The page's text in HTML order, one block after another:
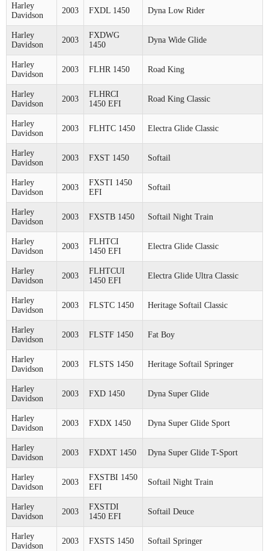
Harley
Davidson
2003 FXDL 1450 Dyna Low Rider
Harley
Davidson
2003
FXDWG
1450
Dyna Wide Glide
Harley
Davidson
2003 FLHR 1450 Road King
Harley
Davidson
2003
FLHRCI
1450 EFI
Road King Classic
Harley
Davidson
2003 FLHTC 1450 Electra Glide Classic
Harley
Davidson
2003 FXST 1450 Softail
Harley
Davidson
2003
FXSTI 1450
EFI
Softail
Harley
Davidson
2003 FXSTB 1450 Softail Night Train
Harley
Davidson
2003
FLHTCI
1450 EFI
Electra Glide Classic
Harley
Davidson
2003
FLHTCUI
1450 EFI
Electra Glide Ultra Classic
Harley
Davidson
2003 FLSTC 1450 Heritage Softail Classic
Harley
Davidson
2003 FLSTF 1450 Fat Boy
Harley
Davidson
2003 FLSTS 1450 Heritage Softail Springer
Harley
Davidson
2003 FXD 1450 Dyna Super Glide
Harley
Davidson
2003 FXDX 1450 Dyna Super Glide Sport
Harley
Davidson
2003 FXDXT 1450 Dyna Super Glide T-Sport
Harley
Davidson
2003
FXSTBI 1450
EFI
Softail Night Train
Harley
Davidson
2003
FXSTDI
1450 EFI
Softail Deuce
Harley
Davidson
2003 FXSTS 1450 Softail Springer